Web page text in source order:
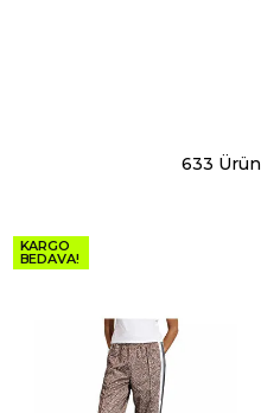
633 Ürün
KARGO
BEDAVA!